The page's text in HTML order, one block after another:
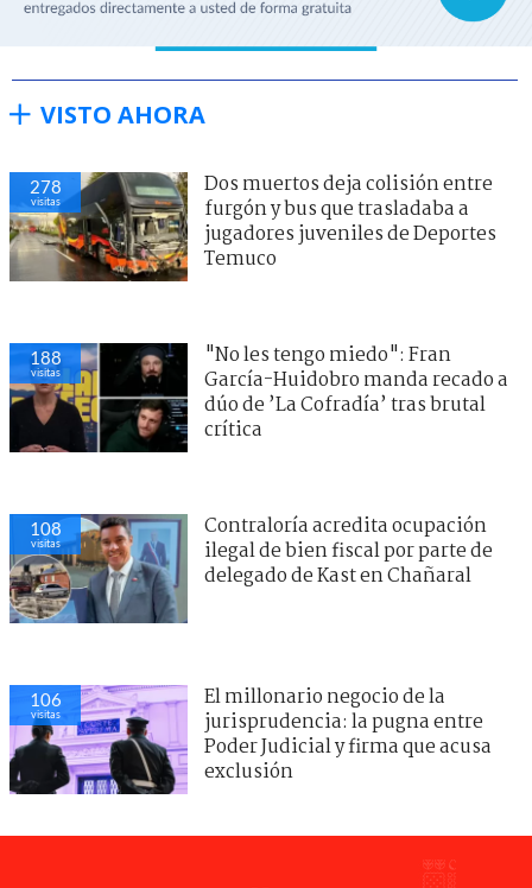
VISTO AHORA
278
visitas
Dos muertos deja colisión entre
furgón y bus que trasladaba a
jugadores juveniles de Deportes
Temuco
188
visitas
"No les tengo miedo": Fran
García-Huidobro manda recado a
dúo de ’La Cofradía’ tras brutal
crítica
108
visitas
Contraloría acredita ocupación
ilegal de bien fiscal por parte de
delegado de Kast en Chañaral
106
visitas
El millonario negocio de la
jurisprudencia: la pugna entre
Poder Judicial y firma que acusa
exclusión